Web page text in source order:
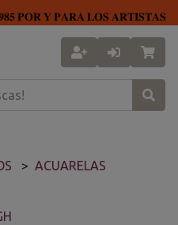
𝐏𝐎𝐑 𝐘 𝐏𝐀𝐑𝐀 𝐋𝐎𝐒 𝐀𝐑𝐓𝐈𝐒𝐓𝐀𝐒
ACUARELAS